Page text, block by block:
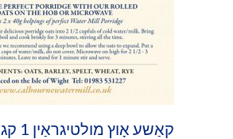
קאַשע אָוץ מולטיגראַין 1 קג